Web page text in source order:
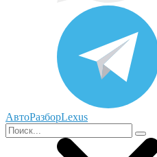
АвтоРазборLexus